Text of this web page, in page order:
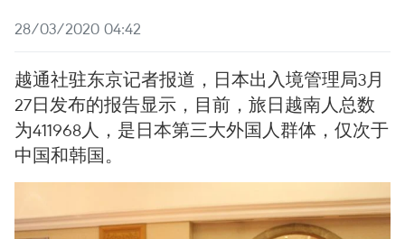
28/03/2020 04:42
越通社驻东京记者报道，日本出入境管理局3月
27日发布的报告显示，目前，旅日越南人总数
为411968人，是日本第三大外国人群体，仅次于
中国和韩国。